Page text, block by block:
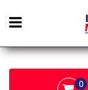
Open menu
0